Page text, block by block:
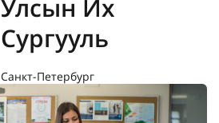
Улсын Их
Сургууль
Санкт-Петербург